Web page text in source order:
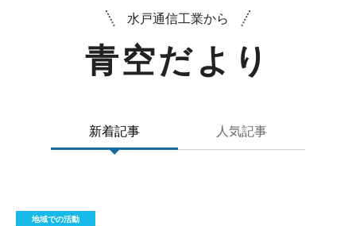
水戸通信工業から
青空だより
新着記事 人気記事
地域での活動